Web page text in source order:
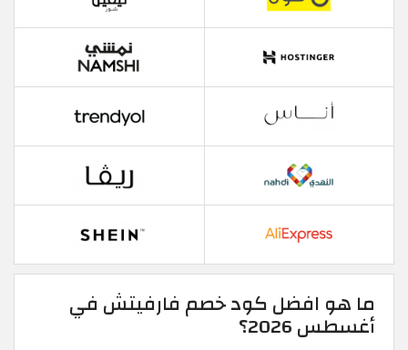
ما هو افضل كود خصم فارفيتش في
أغسطس 2026؟